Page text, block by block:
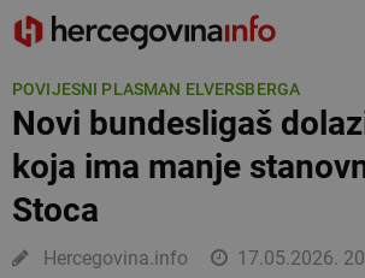
POVIJESNI PLASMAN ELVERSBERGA
Novi bundesligaš
koja ima manje
Stoca
Hercegovina.info 17.05.2026.